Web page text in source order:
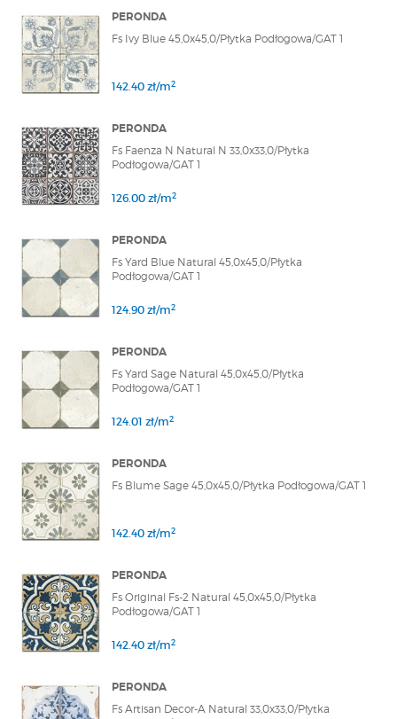
PERONDA
Fs Ivy Blue 45,0x45,0/Płytka Podłogowa/GAT 1
142.40 zł/m2
PERONDA
Fs Faenza N Natural N 33,0x33,0/Płytka
Podłogowa/GAT 1
126.00 zł/m2
PERONDA
Fs Yard Blue Natural 45,0x45,0/Płytka
Podłogowa/GAT 1
124.90 zł/m2
PERONDA
Fs Yard Sage Natural 45,0x45,0/Płytka
Podłogowa/GAT 1
124.01 zł/m2
PERONDA
Fs Blume Sage 45,0x45,0/Płytka Podłogowa/GAT 1
142.40 zł/m2
PERONDA
Fs Original Fs-2 Natural 45,0x45,0/Płytka
Podłogowa/GAT 1
142.40 zł/m2
PERONDA
Fs Artisan Decor-A Natural 33,0x33,0/Płytka